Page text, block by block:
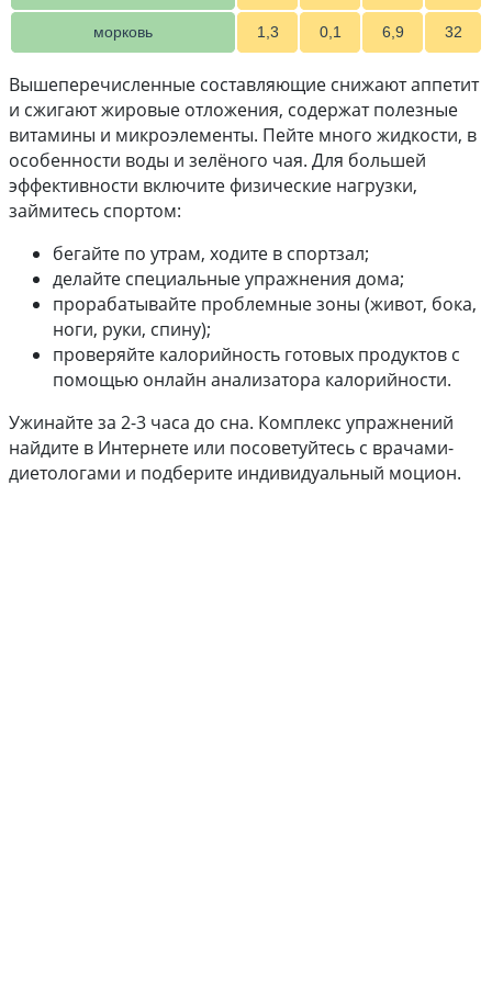
морковь 1,3 0,1 6,9 32
Вышеперечисленные составляющие снижают аппетит
и сжигают жировые отложения, содержат полезные
витамины и микроэлементы. Пейте много жидкости, в
особенности воды и зелёного чая. Для большей
эффективности включите физические нагрузки,
займитесь спортом:
бегайте по утрам, ходите в спортзал;
делайте специальные упражнения дома;
прорабатывайте проблемные зоны (живот, бока,
ноги, руки, спину);
проверяйте калорийность готовых продуктов с
помощью онлайн анализатора калорийности.
Ужинайте за 2-3 часа до сна. Комплекс упражнений
найдите в Интернете или посоветуйтесь с врачами-
диетологами и подберите индивидуальный моцион.